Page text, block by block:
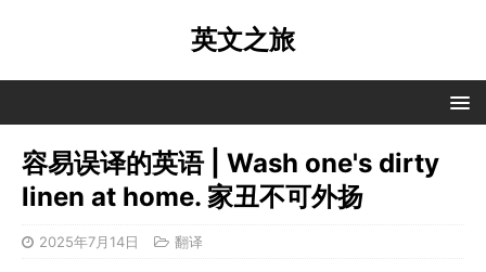
英文之旅
容易误译的英语 | Wash one's dirty
linen at home. 家丑不可外扬
2025年7月14日 翻译